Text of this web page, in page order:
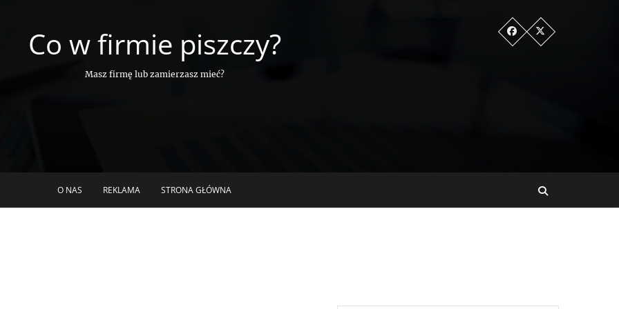
Co w firmie piszczy?
Masz firmę lub zamierzasz mieć?
O NAS REKLAMA STRONA GŁÓWNA